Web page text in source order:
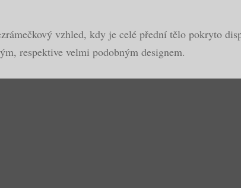
vzhled, kdy je celé přední tělo pokryto
respektive velmi podobným designem.